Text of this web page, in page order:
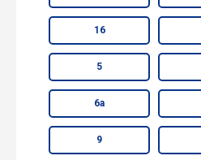
16
5
6а
9